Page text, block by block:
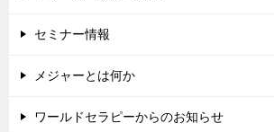
セミナー情報
メジャーとは何か
ワールドセラピーからのお知らせ